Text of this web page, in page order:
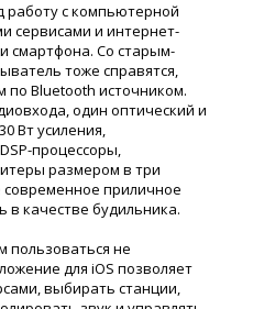
работу с компьютерной
сервисами и интернет-
смартфона. Со старым-
тоже справятся,
Bluetooth источником.
один оптический и
Вт усиления,
процессоры,
размером в три
приличное
в качестве будильника.
пользоваться не
для iOS позволяет
выбирать станции,